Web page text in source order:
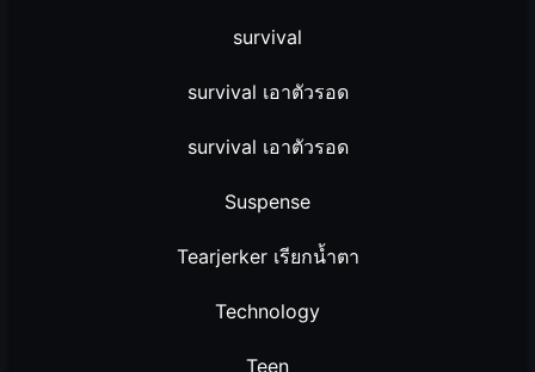
survival
survival เอาตัวรอด
survival เอาตัวรอด
Suspense
Tearjerker เรียกน้ำตา
Technology
Teen